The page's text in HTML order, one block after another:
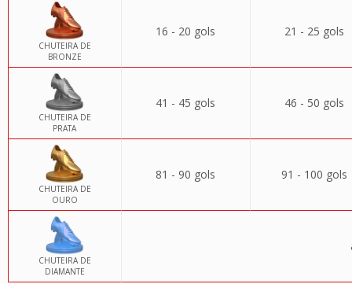
CHUTEIRA DE
BRONZE
16 - 20 gols 21 - 25 gols
CHUTEIRA DE
PRATA
41 - 45 gols 46 - 50 gols
CHUTEIRA DE
OURO
81 - 90 gols 91 - 100 gols
CHUTEIRA DE
DIAMANTE